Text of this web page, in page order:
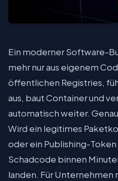
Ein moderner Software-
mehr nur aus eigenem
öffentlichen Registries,
aus, baut Container und
automatisch weiter.
Wird ein legitimes
oder ein Publishing-
Schadcode binnen
landen. Für Unternehmen